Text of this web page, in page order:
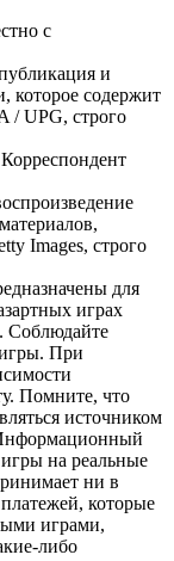
с
и
которое содержит
/ UPG, строго
Images, строго
для
играх
Соблюдайте
При
Помните, что
источником
на реальные
ни в
которые
играми,
либо